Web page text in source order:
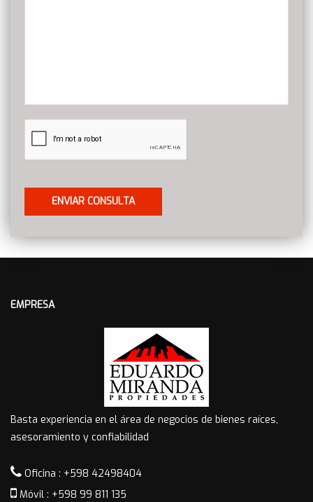
EMPRESA
Basta experiencia en el área de negocios de bienes raíces,
asesoramiento y confiabilidad
Oficina : +598 42498404
Móvil : +598 99 811 135